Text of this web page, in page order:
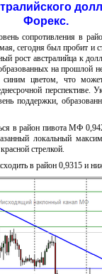
Форекс.
сопротивления в
сегодня был пробит
рост австралийца к
на прошлой
цветом, что может
поддержки,
в район пивота МФ
локальный
стрелкой.
в район 0,9315 и